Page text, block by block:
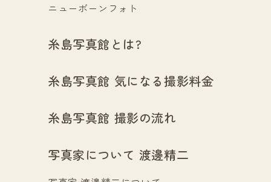
ニューボーンフォト
糸島写真館とは?
糸島写真館 気になる撮影料金
糸島写真館 撮影の流れ
写真家について 渡邊精二